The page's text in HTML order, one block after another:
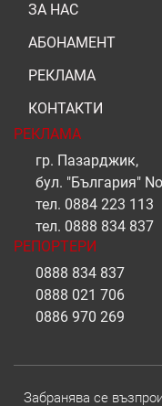
ЗА НАС
АБОНАМЕНТ
РЕКЛАМА
КОНТАКТИ
РЕКЛАМА
гр. Пазарджик,
бул. "България"
тел. 0884 223 113
тел. 0888 834 837
РЕПОРТЕРИ
0888 834 837
0888 021 706
0886 970 269
Забранява се